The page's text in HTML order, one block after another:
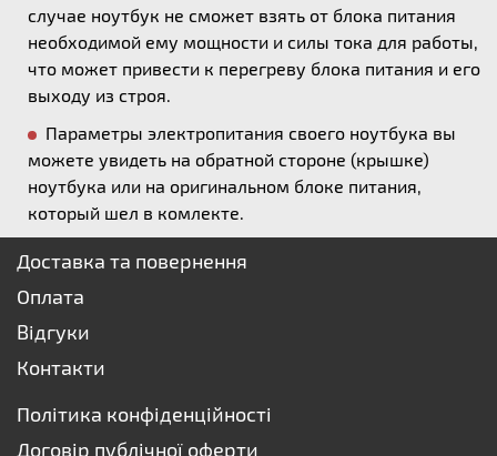
случае ноутбук не сможет взять от блока питания
необходимой ему мощности и силы тока для работы,
что может привести к перегреву блока питания и его
выходу из строя.
Параметры электропитания своего ноутбука вы
можете увидеть на обратной стороне (крышке)
ноутбука или на оригинальном блоке питания,
который шел в комлекте.
Доставка та повернення
Оплата
Відгуки
Контакти
Політика конфіденційності
Договір публічної оферти